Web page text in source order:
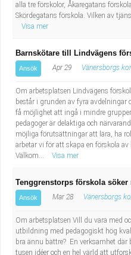
alla tre förskolor, Åkaregatans
Skördegatans förskola. Vilken av
Visa mer
Barnskötare till Lindvägens
Ansök Apr 29 Vänersborgs
Om arbetsplatsen Lindvägens
består i grunden av fyra avdelningar
få möjlighet att ingå i mindre
pedagoger är delaktiga och
möjliga förutsättningar att lära, ha
arbetar vi för att skapa en förskola
Välkom...
Visa mer
Tenggrenstorps förskola
Ansök Mar 28 Vänersborgs
Om arbetsplatsen Vill du vara med
utbildning med pedagogiskt hög
bra ännu bättre? En verksamhet
tusen idéer och en hel värld att